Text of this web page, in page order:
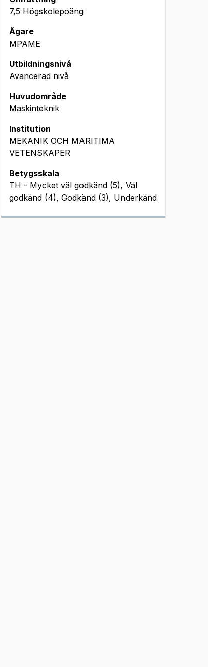
7,5 Högskolepoäng
Ägare
MPAME
Utbildningsnivå
Avancerad nivå
Huvudområde
Maskinteknik
Institution
MEKANIK OCH MARITIMA
VETENSKAPER
Betygsskala
TH - Mycket väl godkänd (5), Väl
godkänd (4), Godkänd (3), Underkänd